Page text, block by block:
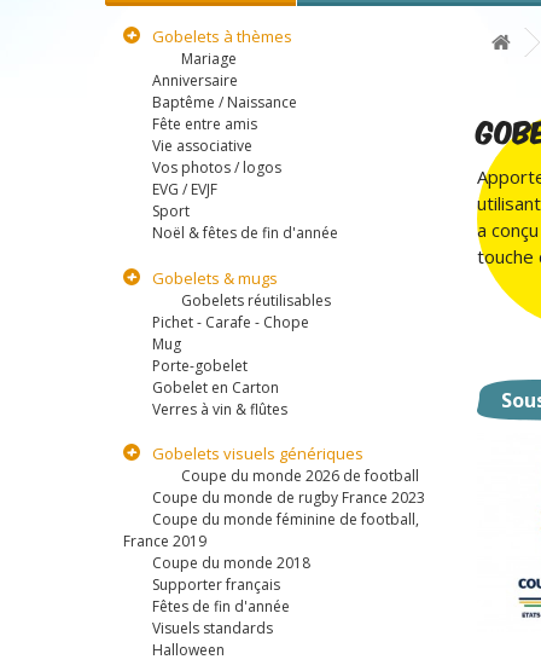
Gobelets à thèmes
Mariage
Anniversaire
Baptême / Naissance
Fête entre amis
Vie associative
Vos photos / logos
EVG / EVJF
Sport
Noël & fêtes de fin d'année
Gobelets & mugs
Gobelets réutilisables
Pichet - Carafe - Chope
Mug
Porte-gobelet
Gobelet en Carton
Verres à vin & flûtes
Gobelets visuels génériques
Coupe du monde 2026 de football
Coupe du monde de rugby France 2023
Coupe du monde féminine de football,
France 2019
Coupe du monde 2018
Supporter français
Fêtes de fin d'année
Visuels standards
Halloween
a
touche